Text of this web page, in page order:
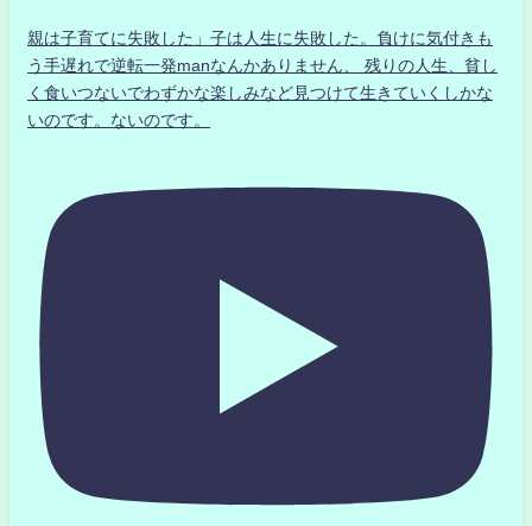
親は子育てに失敗した」子は人生に失敗した。負けに気付きも
う手遅れで逆転一発manなんかありません、 残りの人生、貧し
く食いつないでわずかな楽しみなど見つけて生きていくしかな
いのです。ないのです。